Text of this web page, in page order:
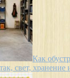
Как
свет, хранение